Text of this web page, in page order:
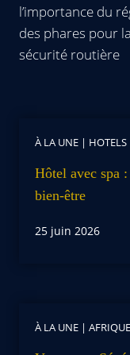
l’importance du
des phares pour la
sécurité routière
À LA UNE | HOTELS
Hôtel avec spa
bien-être
25 juin 2026
À LA UNE |